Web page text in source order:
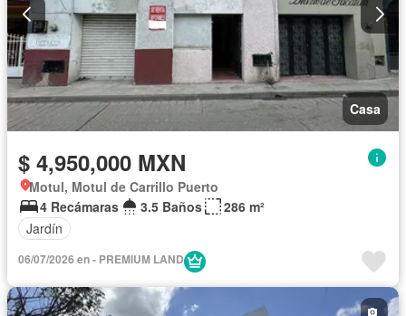
Casa
$ 4,950,000 MXN
Motul, Motul de Carrillo Puerto
4 Recámaras
3.5 Baños
286 m²
Jardín
06/07/2026 en - PREMIUM LAND